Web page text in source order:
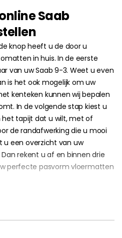
Saab
knop heeft u de door u
in huis. In de eerste
van uw Saab 9-3. Weet u even
is het ook mogelijk om uw
kenteken kunnen wij bepalen
In de volgende stap kiest u
het tapijt dat u wilt, met of
de randafwerking die u mooi
u een overzicht van uw
rekent u af en binnen drie
perfecte pasvorm vloermatten